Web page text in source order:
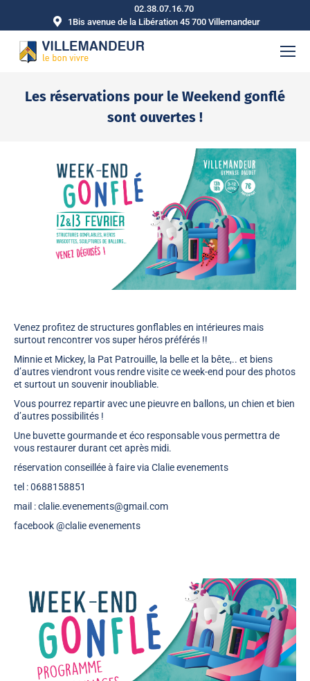
02.38.07.16.70
1Bis avenue de la Libération 45 700 Villemandeur
Les réservations pour le Weekend gonflé
sont ouvertes !
Venez profitez de structures gonflables en intérieures mais
surtout rencontrer vos super héros préférés !!
Minnie et Mickey, la Pat Patrouille, la belle et la bête,.. et biens
d’autres viendront vous rendre visite ce week-end pour des photos
et surtout un souvenir inoubliable.
Vous pourrez repartir avec une pieuvre en ballons, un chien et bien
d’autres possibilités !
Une buvette gourmande et éco responsable vous permettra de
vous restaurer durant cet après midi.
réservation conseillée à faire via Clalie evenements
tel : 0688158851
mail : clalie.evenements@gmail.com
facebook @clalie evenements